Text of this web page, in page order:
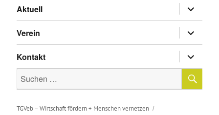
Aktuell
anzeigen
Verein
anzeigen
Kontakt
anzeigen
Suche
nach:
TGVeb – Wirtschaft fördern + Menschen vernetzen